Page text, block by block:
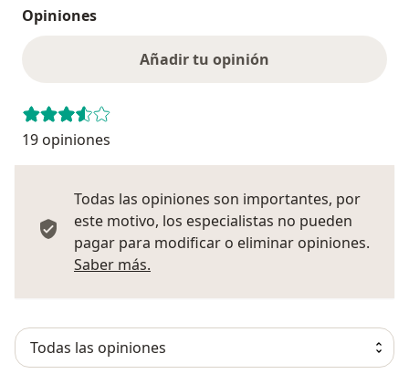
Opiniones
Añadir tu opinión
19 opiniones
Todas las opiniones son importantes, por
este motivo, los especialistas no pueden
pagar para modificar o eliminar opiniones.
Saber más.